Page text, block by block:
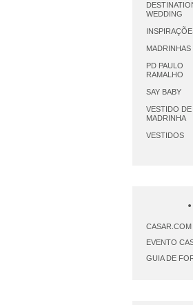
WEDDING
MADRINHAS
PD PAULO
RAMALHO
SAY BABY
VESTIDO DE
MADRINHA
VESTIDOS
CASAR.COM
EVENTO
GUIA DE